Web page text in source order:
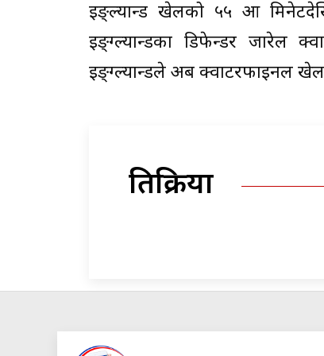
इङ्ल्यान्ड खेलको ५५ औँ
इङ्ग्ल्यान्डका डिफेन्डर जारेल
इङ्ग्ल्यान्डले अब क्वाटरफाइनल
प्रतिक्रिया